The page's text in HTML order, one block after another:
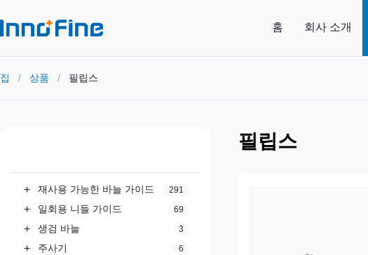
홈 회사 소개
집 / 상품 / 필립스
+ 재사용 가능한 바늘 가이드 291
+ 일회용 니들 가이드 69
+ 생검 바늘 3
+ 주사기 6
필립스